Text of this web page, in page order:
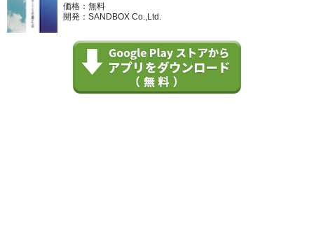
価格：無料
開発：SANDBOX Co.,Ltd.